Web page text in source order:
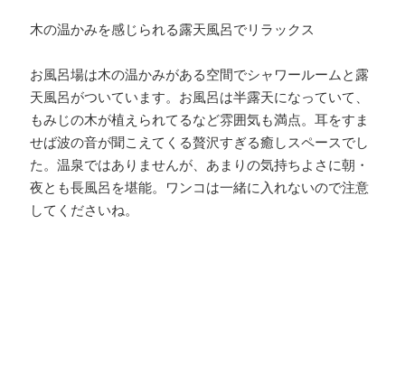
木の温かみを感じられる露天風呂でリラックス
お風呂場は木の温かみがある空間でシャワールームと露
天風呂がついています。お風呂は半露天になっていて、
もみじの木が植えられてるなど雰囲気も満点。耳をすま
せば波の音が聞こえてくる贅沢すぎる癒しスペースでし
た。温泉ではありませんが、あまりの気持ちよさに朝・
夜とも長風呂を堪能。ワンコは一緒に入れないので注意
してくださいね。